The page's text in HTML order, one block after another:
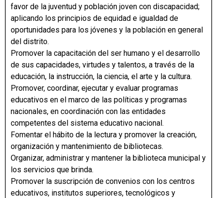
favor de la juventud y población joven con discapacidad;
aplicando los principios de equidad e igualdad de
oportunidades para los jóvenes y la población en general
del distrito.
Promover la capacitación del ser humano y el desarrollo
de sus capacidades, virtudes y talentos, a través de la
educación, la instrucción, la ciencia, el arte y la cultura.
Promover, coordinar, ejecutar y evaluar programas
educativos en el marco de las políticas y programas
nacionales, en coordinación con las entidades
competentes del sistema educativo nacional.
Fomentar el hábito de la lectura y promover la creación,
organización y mantenimiento de bibliotecas.
Organizar, administrar y mantener la biblioteca municipal y
los servicios que brinda.
Promover la suscripción de convenios con los centros
educativos, institutos superiores, tecnológicos y